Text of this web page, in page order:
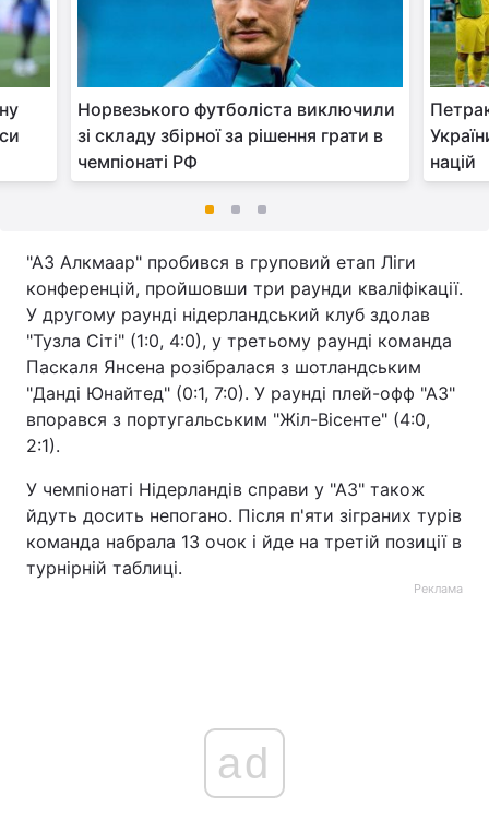
Норвезького футболіста виключили
зі складу збірної за рішення грати в
чемпіонаті РФ
націй
"АЗ Алкмаар" пробився в груповий етап Ліги
конференцій, пройшовши три раунди кваліфікації.
У другому раунді нідерландський клуб здолав
"Тузла Сіті" (1:0, 4:0), у третьому раунді команда
Паскаля Янсена розібралася з шотландським
"Данді Юнайтед" (0:1, 7:0). У раунді плей-офф "АЗ"
впорався з португальським "Жіл-Вісенте" (4:0,
2:1).
У чемпіонаті Нідерландів справи у "АЗ" також
йдуть досить непогано. Після п'яти зіграних турів
команда набрала 13 очок і йде на третій позиції в
турнірній таблиці.
Реклама
ad